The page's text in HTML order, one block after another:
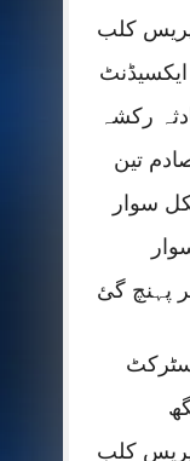
کلب
حادثہ رکشہ
تین
سوار
پہنچ گئ
کلب